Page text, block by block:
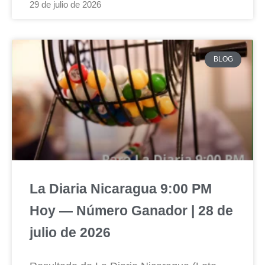
29 de julio de 2026
BLOG
La Diaria Nicaragua 9:00 PM
Hoy — Número Ganador | 28 de
julio de 2026